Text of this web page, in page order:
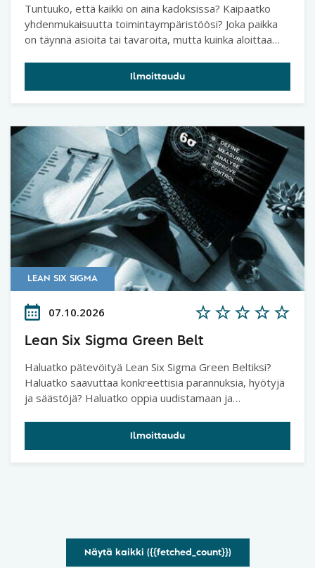
Tuntuuko, että kaikki on aina kadoksissa? Kaipaatko
yhdenmukaisuutta toimintaympäristöösi? Joka paikka
on täynnä asioita tai tavaroita, mutta kuinka aloittaa
Ilmoittaudu
LEAN SIX SIGMA
07.10.2026
Lean Six Sigma Green Belt
Haluatko pätevöityä Lean Six Sigma Green Beltiksi?
Haluatko saavuttaa konkreettisia parannuksia, hyötyjä
ja säästöjä? Haluatko oppia uudistamaan ja
Ilmoittaudu
Näytä kaikki ({{fetched_count}})